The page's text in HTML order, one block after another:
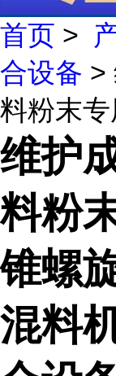
首页 >
合设备 >
料粉末专
维护
料粉
锥螺
混料